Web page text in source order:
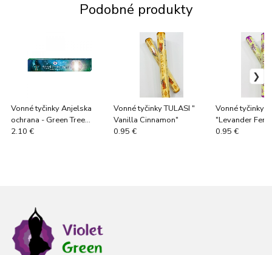
Podobné produkty
Vonné tyčinky Anjelska
ochrana - Green Tree
"Angel Protection"
2.10 €
Vonné tyčinky TULASI "
Vanilla Cinnamon"
0.95 €
Vonné tyčinky
"Levander
0.95 €